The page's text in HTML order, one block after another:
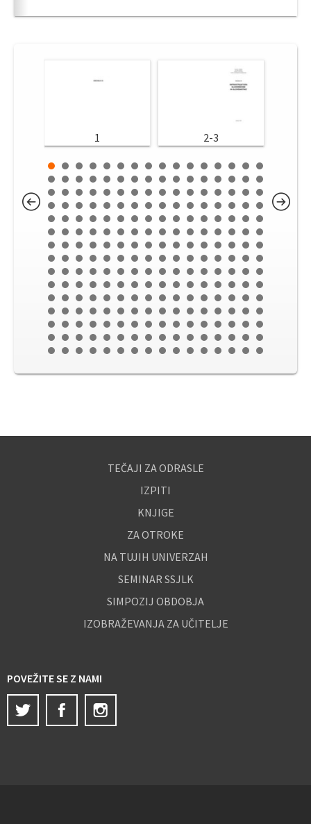
1 2-3
TEČAJI ZA ODRASLE
IZPITI
KNJIGE
ZA OTROKE
NA TUJIH UNIVERZAH
SEMINAR SSJLK
SIMPOZIJ OBDOBJA
IZOBRAŽEVANJA ZA UČITELJE
POVEŽITE SE Z NAMI
Twitter
Facebook